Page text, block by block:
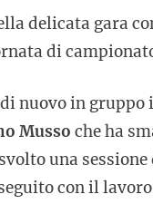
delicata gara
di
nuovo in gruppo
Musso che ha
una
con il